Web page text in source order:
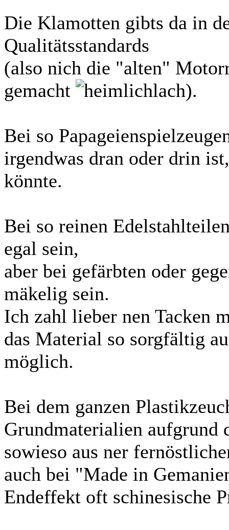
Die Klamotten gibts da in
Qualitätsstandards
(also nich die "alten"
gemacht
).
Bei so
irgendwas dran oder drin
könnte.
Bei so reinen
egal sein,
aber bei gefärbten oder
mäkelig sein.
Ich zahl lieber nen Tacken
das Material so sorgfältig
möglich.
Bei dem ganzen
Grundmaterialien aufgrund
sowieso aus ner
auch bei "Made in
Endeffekt oft schinesische